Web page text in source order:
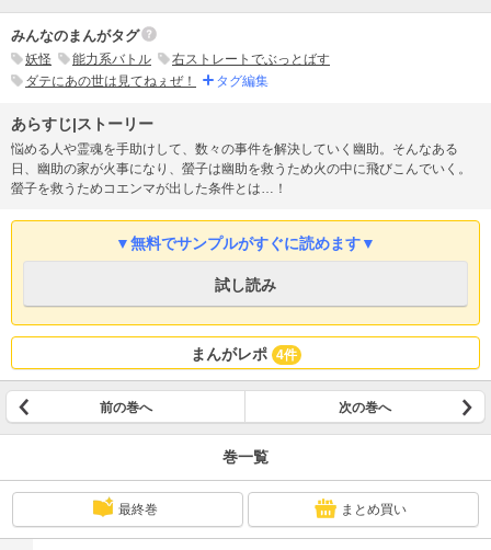
みんなのまんがタグ
妖怪 能力系バトル
右ストレートでぶっとばす
ダテにあの世は見てねぇぜ！
タグ編集
あらすじ|ストーリー
悩める人や霊魂を手助けして、数々の事件を解決していく幽助。そんなある
日、幽助の家が火事になり、螢子は幽助を救うため火の中に飛びこんでいく。
螢子を救うためコエンマが出した条件とは…！
▼無料でサンプルがすぐに読めます▼
試し読み
まんがレポ 4件
前の巻へ 次の巻へ
巻一覧
最終巻 まとめ買い